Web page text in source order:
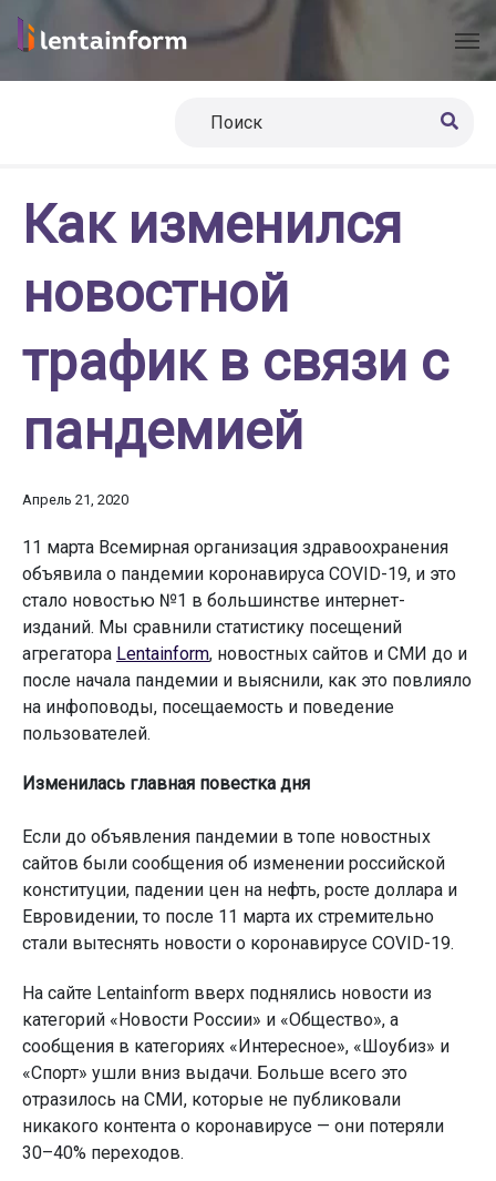
Как изменился
новостной
трафик в связи с
пандемией
Апрель 21, 2020
11 марта Всемирная организация здравоохранения
объявила о пандемии коронавируса COVID-19, и это
стало новостью №1 в большинстве интернет-
изданий. Мы сравнили статистику посещений
агрегатора Lentainform, новостных сайтов и СМИ до и
после начала пандемии и выяснили, как это повлияло
на инфоповоды, посещаемость и поведение
пользователей.
Изменилась главная повестка дня
Если до объявления пандемии в топе новостных
сайтов были сообщения об изменении российской
конституции, падении цен на нефть, росте доллара и
Евровидении, то после 11 марта их стремительно
стали вытеснять новости о коронавирусе COVID-19.
На сайте Lentainform вверх поднялись новости из
категорий «Новости России» и «Общество», а
сообщения в категориях «Интересное», «Шоубиз» и
«Спорт» ушли вниз выдачи. Больше всего это
отразилось на СМИ, которые не публиковали
никакого контента о коронавирусе — они потеряли
30–40% переходов.